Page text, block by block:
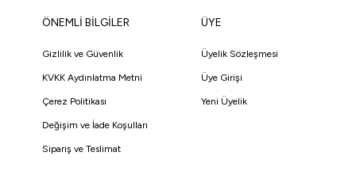
ÖNEMLİ BİLGİLER
Gizlilik ve Güvenlik
KVKK Aydınlatma Metni
Çerez Politikası
Değişim ve İade Koşulları
Sipariş ve Teslimat
ÜYE
Üyelik Sözleşmesi
Üye Girişi
Yeni Üyelik